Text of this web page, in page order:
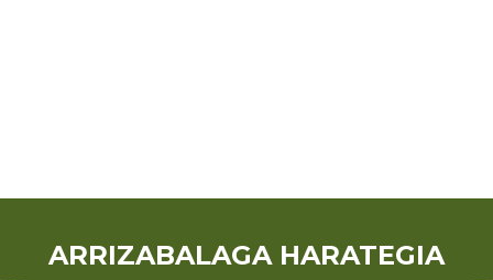
ARRIZABALAGA HARATEGIA